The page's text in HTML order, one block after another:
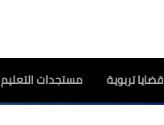
قضايا تربوية مستجدات التعليم